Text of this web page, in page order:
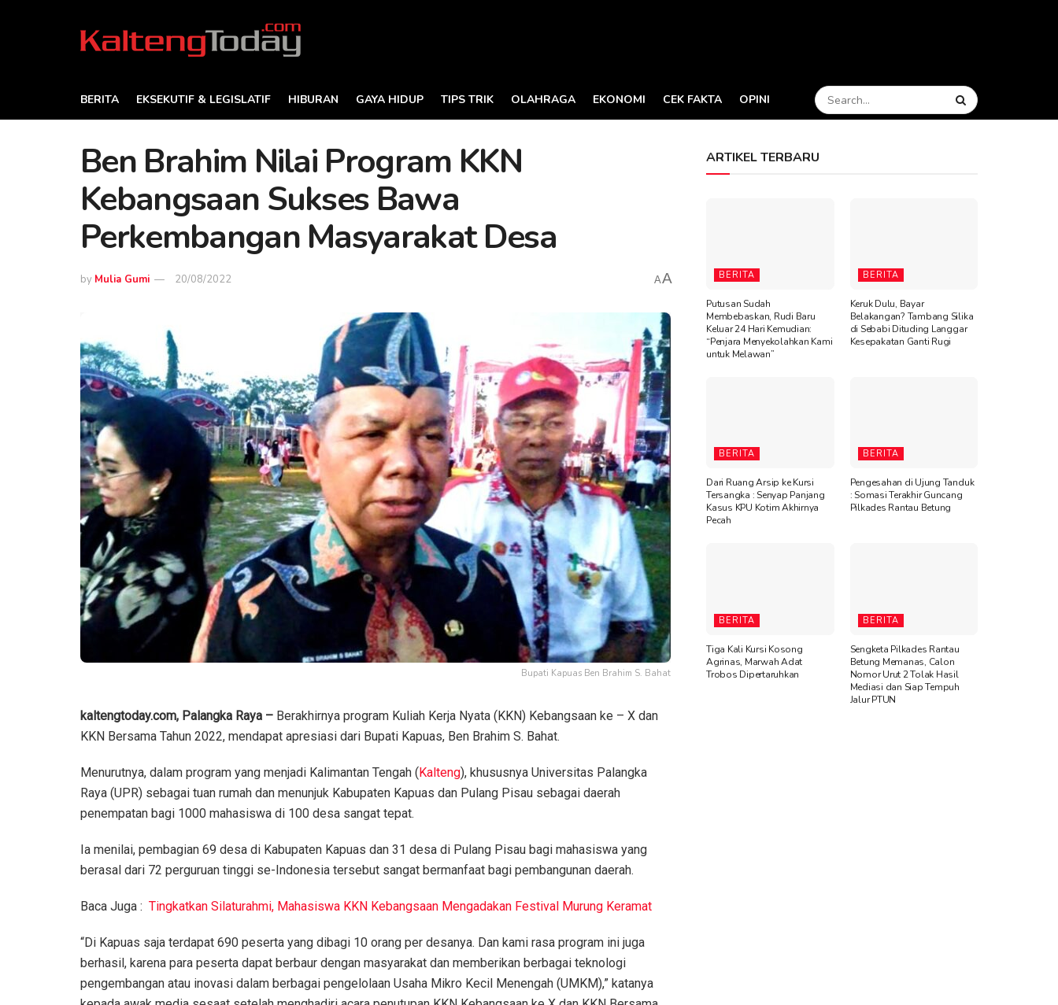
BERITA EKSEKUTIF & LEGISLATIF HIBURAN GAYA HIDUP TIPS TRIK OLAHRAGA EKONOMI CEK FAKTA OPINI
Ben Brahim Nilai Program KKN
Kebangsaan Sukses Bawa
Perkembangan Masyarakat Desa
by Mulia Gumi 20/08/2022 AA
Bupati Kapuas Ben Brahim S. Bahat
kaltengtoday.com, Palangka Raya – Berakhirnya program Kuliah Kerja Nyata (KKN) Kebangsaan ke – X dan
KKN Bersama Tahun 2022, mendapat apresiasi dari Bupati Kapuas, Ben Brahim S. Bahat.
Menurutnya, dalam program yang menjadi Kalimantan Tengah (Kalteng), khususnya Universitas Palangka
Raya (UPR) sebagai tuan rumah dan menunjuk Kabupaten Kapuas dan Pulang Pisau sebagai daerah
penempatan bagi 1000 mahasiswa di 100 desa sangat tepat.
Ia menilai, pembagian 69 desa di Kabupaten Kapuas dan 31 desa di Pulang Pisau bagi mahasiswa yang
berasal dari 72 perguruan tinggi se-Indonesia tersebut sangat bermanfaat bagi pembangunan daerah.
Baca Juga : Tingkatkan Silaturahmi, Mahasiswa KKN Kebangsaan Mengadakan Festival Murung Keramat
“Di Kapuas saja terdapat 690 peserta yang dibagi 10 orang per desanya. Dan kami rasa program ini juga
berhasil, karena para peserta dapat berbaur dengan masyarakat dan memberikan berbagai teknologi
pengembangan atau inovasi dalam berbagai pengelolaan Usaha Mikro Kecil Menengah (UMKM),” katanya
ARTIKEL TERBARU
BERITA
Putusan Sudah
Membebaskan, Rudi Baru
Keluar 24 Hari Kemudian:
“Penjara Menyekolahkan Kami
untuk Melawan”
BERITA
Keruk Dulu, Bayar
Belakangan? Tambang Silika
di Sebabi Dituding Langgar
Kesepakatan Ganti Rugi
BERITA
Dari Ruang Arsip ke Kursi
Tersangka : Senyap Panjang
Kasus KPU Kotim Akhirnya
Pecah
BERITA
Pengesahan di Ujung Tanduk
: Somasi Terakhir Guncang
Pilkades Rantau Betung
BERITA
Tiga Kali Kursi Kosong
Agrinas, Marwah Adat
Trobos Dipertaruhkan
BERITA
Sengketa Pilkades Rantau
Betung Memanas, Calon
Nomor Urut 2 Tolak Hasil
Mediasi dan Siap Tempuh
Jalur PTUN